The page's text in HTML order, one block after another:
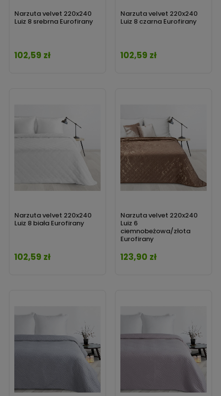
Narzuta velvet 220x240
Luiz 8 srebrna Eurofirany
Cena
102,59 zł
Narzuta velvet 220x240
Luiz 8 czarna Eurofirany
Cena
102,59 zł
Narzuta velvet 220x240
Luiz 8 biała Eurofirany
Cena
102,59 zł
Narzuta velvet 220x240
Luiz 6
ciemnobeżowa/złota
Eurofirany
Cena
123,90 zł